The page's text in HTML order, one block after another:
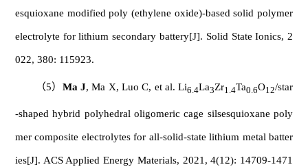
esquioxane modified poly (ethylene oxide)-based solid polymer
electrolyte for lithium secondary battery[J]. Solid State Ionics, 2
022, 380: 115923.
（5） Ma J, Ma X, Luo C, et al. Li6.4La3Zr1.4Ta0.6O12/star
-shaped hybrid polyhedral oligomeric cage silsesquioxane poly
mer composite electrolytes for all-solid-state lithium metal batter
ies[J]. ACS Applied Energy Materials, 2021, 4(12): 14709-1471